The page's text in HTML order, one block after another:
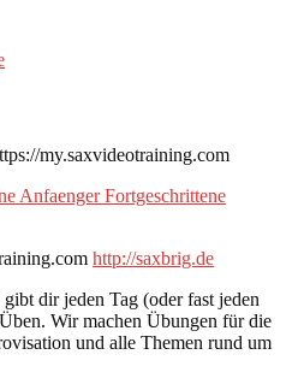
my.saxvideotraining.com
Anfaenger Fortgeschrittene
http://saxbrig.de
dir jeden Tag (oder fast jeden
Wir machen Übungen für die
und alle Themen rund um